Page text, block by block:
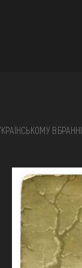
ВБРАННІ